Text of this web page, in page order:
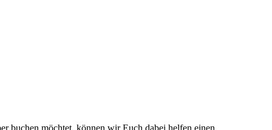
buchen möchtet, können wir Euch dabei helfen einen